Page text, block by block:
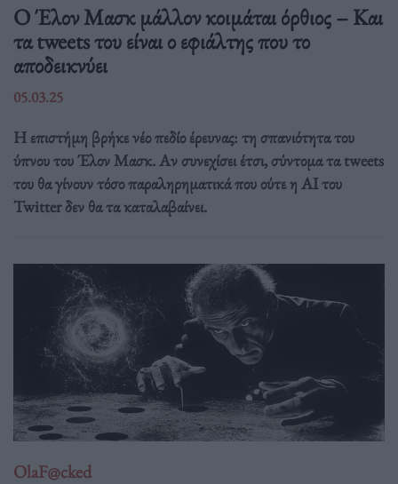
Ο Έλον Μασκ μάλλον κοιμάται όρθιος – Και
τα tweets του είναι ο εφιάλτης που το
αποδεικνύει
05.03.25
Η επιστήμη βρήκε νέο πεδίο έρευνας: τη σπανιότητα του
ύπνου του Έλον Μασκ. Αν συνεχίσει έτσι, σύντομα τα tweets
του θα γίνουν τόσο παραληρηματικά που ούτε η AI του
Twitter δεν θα τα καταλαβαίνει.
OlaF@cked